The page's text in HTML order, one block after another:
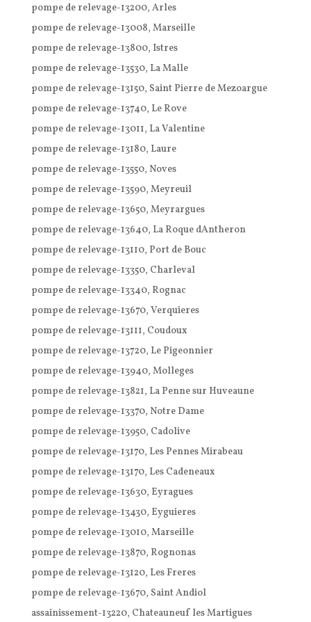
pompe de relevage-13200, Arles
pompe de relevage-13008, Marseille
pompe de relevage-13800, Istres
pompe de relevage-13530, La Malle
pompe de relevage-13150, Saint Pierre de Mezoargue
pompe de relevage-13740, Le Rove
pompe de relevage-13011, La Valentine
pompe de relevage-13180, Laure
pompe de relevage-13550, Noves
pompe de relevage-13590, Meyreuil
pompe de relevage-13650, Meyrargues
pompe de relevage-13640, La Roque dAntheron
pompe de relevage-13110, Port de Bouc
pompe de relevage-13350, Charleval
pompe de relevage-13340, Rognac
pompe de relevage-13670, Verquieres
pompe de relevage-13111, Coudoux
pompe de relevage-13720, Le Pigeonnier
pompe de relevage-13940, Molleges
pompe de relevage-13821, La Penne sur Huveaune
pompe de relevage-13370, Notre Dame
pompe de relevage-13950, Cadolive
pompe de relevage-13170, Les Pennes Mirabeau
pompe de relevage-13170, Les Cadeneaux
pompe de relevage-13630, Eyragues
pompe de relevage-13430, Eyguieres
pompe de relevage-13010, Marseille
pompe de relevage-13870, Rognonas
pompe de relevage-13120, Les Freres
pompe de relevage-13670, Saint Andiol
assainissement-13220, Chateauneuf les Martigues